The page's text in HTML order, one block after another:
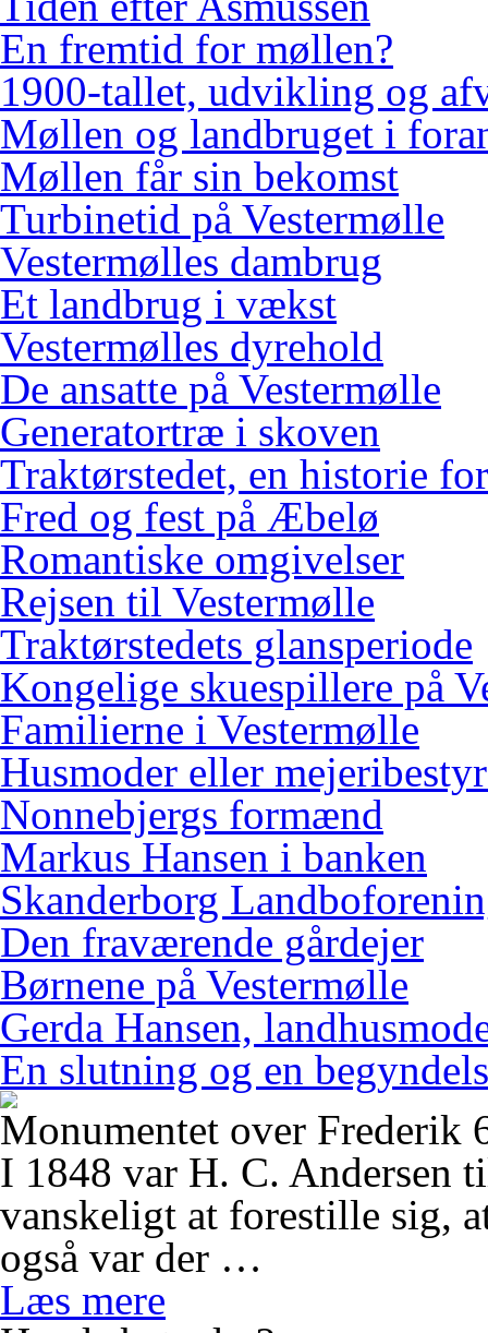
En fremtid for møllen?
1900-tallet, udvikling og
Møllen og landbruget i
Møllen får sin bekomst
Turbinetid på Vestermølle
Vestermølles dambrug
Et landbrug i vækst
Vestermølles dyrehold
De ansatte på Vestermølle
Generatortræ i skoven
Traktørstedet, en historie
Fred og fest på Æbelø
Romantiske omgivelser
Rejsen til Vestermølle
Traktørstedets glansperiode
Kongelige skuespillere på
Familierne i Vestermølle
Husmoder eller
Nonnebjergs formænd
Markus Hansen i banken
Skanderborg
Den fraværende gårdejer
Børnene på Vestermølle
Gerda Hansen,
En slutning og en
Monumentet over Frederik
I 1848 var H. C. Andersen
vanskeligt at forestille sig,
også var der …
Læs mere